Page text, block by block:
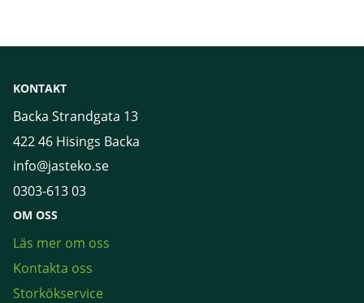
KONTAKT
Backa Strandgata 13
422 46 Hisings Backa
info@jasteko.se
0303-613 03
OM OSS
Läs mer om oss
Kontakta oss
Storkökservice